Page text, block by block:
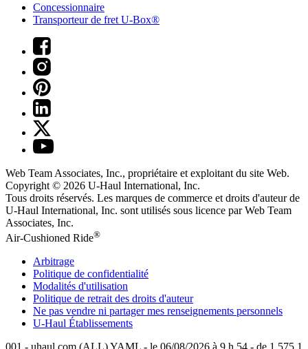
Concessionnaire
Transporteur de fret U-Box®
Web Team Associates, Inc., propriétaire et exploitant du site Web.
Copyright © 2026 U-Haul International, Inc.
Tous droits réservés. Les marques de commerce et droits d'auteur de
U-Haul International, Inc. sont utilisés sous licence par Web Team
Associates, Inc.
Air-Cushioned Ride®
Arbitrage
Politique de confidentialité
Modalités d'utilisation
Politique de retrait des droits d'auteur
Ne pas vendre ni partager mes renseignements personnels
U-Haul Établissements